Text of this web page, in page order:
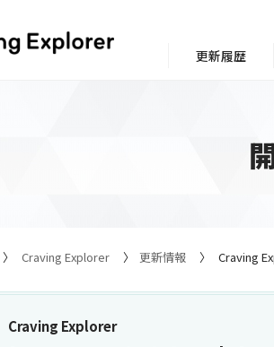
Craving Explorer 更新情報 Craving
Craving Explorer
更新履歴